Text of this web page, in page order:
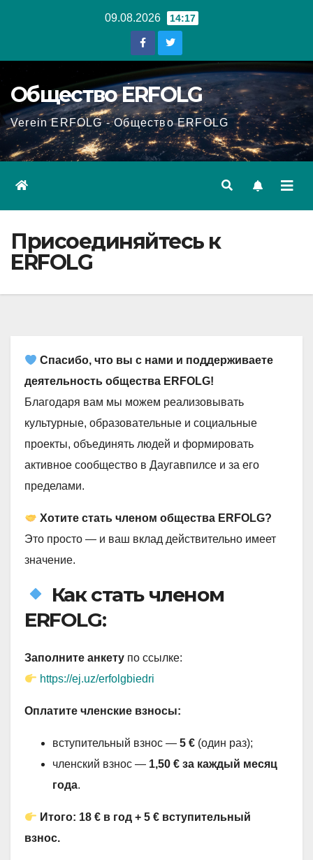
09.08.2026 14:17
Общество ERFOLG
Verein ERFOLG - Общество ERFOLG
Присоединяйтесь к
ERFOLG
Спасибо, что вы с нами и поддерживаете
деятельность общества ERFOLG!
Благодаря вам мы можем реализовывать
культурные, образовательные и социальные
проекты, объединять людей и формировать
активное сообщество в Даугавпилсе и за его
пределами.
Хотите стать членом общества ERFOLG?
Это просто — и ваш вклад действительно имеет
значение.
Как стать членом
ERFOLG:
Заполните анкету по ссылке:
https://ej.uz/erfolgbiedri
Оплатите членские взносы:
вступительный взнос — 5 € (один раз);
членский взнос — 1,50 € за каждый месяц
года.
Итого: 18 € в год + 5 € вступительный
взнос.